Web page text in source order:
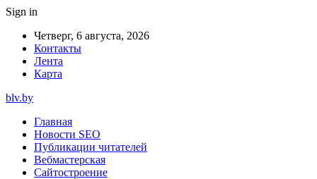
Sign in
Четверг, 6 августа, 2026
Контакты
Лента
Карта
blv.by
Главная
Новости SEO
Публикации читателей
Вебмастерская
Сайтостроение